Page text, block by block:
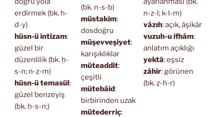
erdirmek (bk. h-
d-y)
hüsn-ü intizam:
güzel bir
düzenlilik (bk. ḥ-
s-n; n-ẓ-m)
hüsn-ü temasül:
güzel benzeyiş
(bk. ḥ-s-n;)
(bk. n-s-b)
müstakim:
dosdoğru
müşevveşiyet:
karışıklıklar
müteaddit:
çeşitli
mütebâid:
birbirinden uzak
mütederriç:
n-z-l; k-l-m)
vâzıh: açık, âşikâr
vuzuh-u ifhâm:
anlatım açıklığı
yektâ: eşsiz
zâhir: görünen
(bk. ẓ-h-r)